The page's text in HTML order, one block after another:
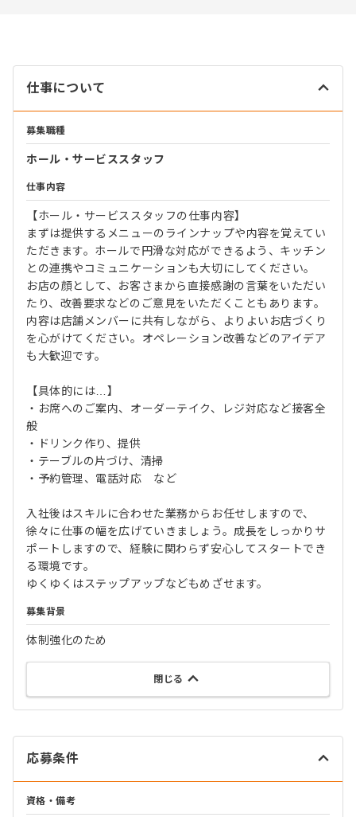
仕事について
募集職種
ホール・サービススタッフ
仕事内容
【ホール・サービススタッフの仕事内容】
まずは提供するメニューのラインナップや内容を覚えてい
ただきます。ホールで円滑な対応ができるよう、キッチン
との連携やコミュニケーションも大切にしてください。
お店の顔として、お客さまから直接感謝の言葉をいただい
たり、改善要求などのご意見をいただくこともあります。
内容は店舗メンバーに共有しながら、よりよいお店づくり
を心がけてください。オペレーション改善などのアイデア
も大歓迎です。
【具体的には…】
・お席へのご案内、オーダーテイク、レジ対応など接客全
般
・ドリンク作り、提供
・テーブルの片づけ、清掃
・予約管理、電話対応 など
入社後はスキルに合わせた業務からお任せしますので、
徐々に仕事の幅を広げていきましょう。成長をしっかりサ
ポートしますので、経験に関わらず安心してスタートでき
る環境です。
ゆくゆくはステップアップなどもめざせます。
募集背景
体制強化のため
閉じる
応募条件
資格・備考